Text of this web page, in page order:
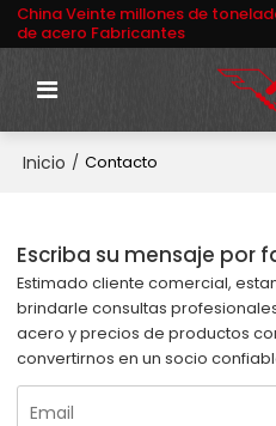
China Veinte millones de
de acero Fabricantes
Inicio / Contacto
Escriba su mensaje por
Estimado cliente comercial,
brindarle consultas
acero y precios de productos
convertirnos en un socio